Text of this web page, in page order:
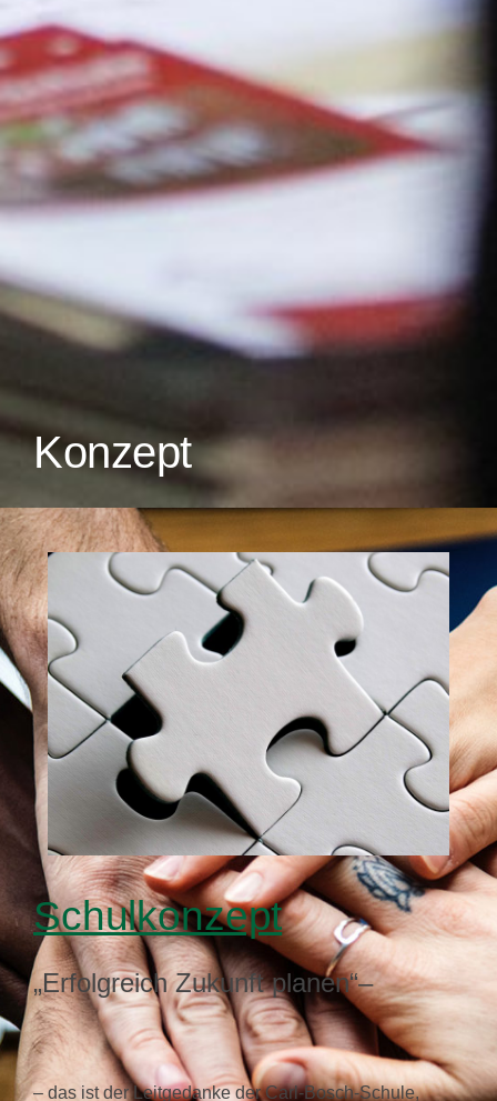
Konzept
Schulkonzept
„Erfolgreich Zukunft planen“–
– das ist der Leitgedanke der Carl­-Bosch­-Schule,